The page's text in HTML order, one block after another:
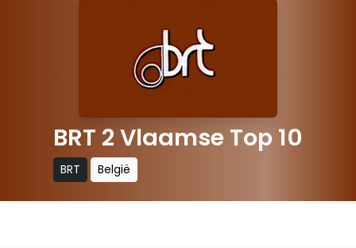
BRT 2 Vlaamse Top 10
BRT België